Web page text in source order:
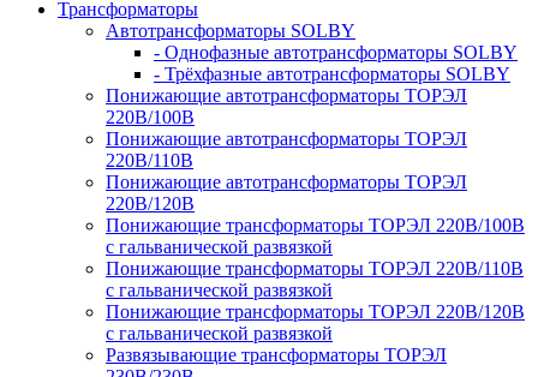
Трансформаторы
Автотрансформаторы SOLBY
- Однофазные автотрансформаторы SOLBY
- Трёхфазные автотрансформаторы SOLBY
Понижающие автотрансформаторы ТОРЭЛ
220В/100В
Понижающие автотрансформаторы ТОРЭЛ
220В/110В
Понижающие автотрансформаторы ТОРЭЛ
220В/120В
Понижающие трансформаторы ТОРЭЛ 220В/100В
с гальванической развязкой
Понижающие трансформаторы ТОРЭЛ 220В/110В
с гальванической развязкой
Понижающие трансформаторы ТОРЭЛ 220В/120В
с гальванической развязкой
Развязывающие трансформаторы ТОРЭЛ